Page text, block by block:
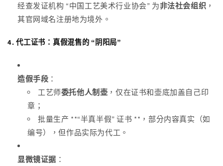
经查发证机构 “中国工艺美术行业协会” 为非法社会组织 ，
其官网域名注册地为境外。
4. 代工证书：真假混售的 “阴阳局”
造假手段 ：
工艺师委托他人制壶 ，仅在证书和壶底加盖自己印
章；
批量生产 **“半真半假” 证书 **，部分内容真实（如
编号），但作品实际为代工。
显微镜证据 ：